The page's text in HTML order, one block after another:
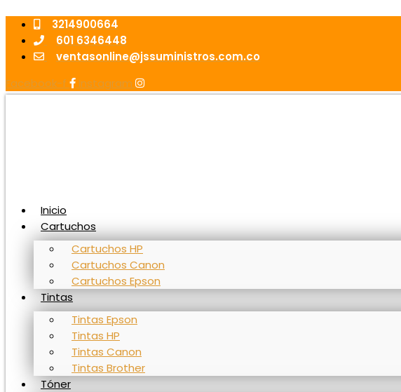
contenido
3214900664
601 6346448
ventasonline@jssuministros.com.co
Facebook-f
Instagram
Inicio
Cartuchos
Cartuchos HP
Cartuchos Canon
Cartuchos Epson
Tintas
Tintas Epson
Tintas HP
Tintas Canon
Tintas Brother
Tóner
De
Tinta
Epson
Amarillo